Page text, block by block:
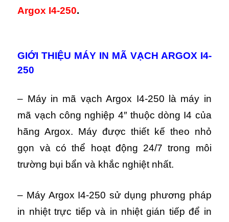
Argox I4-250.
GIỚI THIỆU MÁY IN MÃ VẠCH ARGOX I4-
250
– Máy in mã vạch Argox I4-250 là máy in
mã vạch công nghiệp 4″ thuộc dòng I4 của
hãng Argox. Máy được thiết kế theo nhỏ
gọn và có thể hoạt động 24/7 trong môi
trường bụi bẩn và khắc nghiệt nhất.
– Máy Argox I4-250 sử dụng phương pháp
in nhiệt trực tiếp và in nhiệt gián tiếp để in